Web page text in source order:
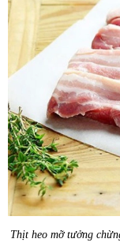
Thịt heo mỡ tưởng